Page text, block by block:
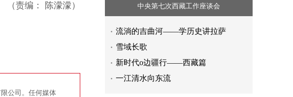
（责编： 陈濛濛）
公司。任何媒体
中央第七次西藏工作座谈会
流淌的吉曲河——学历史讲拉萨
雪域长歌
新时代o边疆行——西藏篇
一江清水向东流